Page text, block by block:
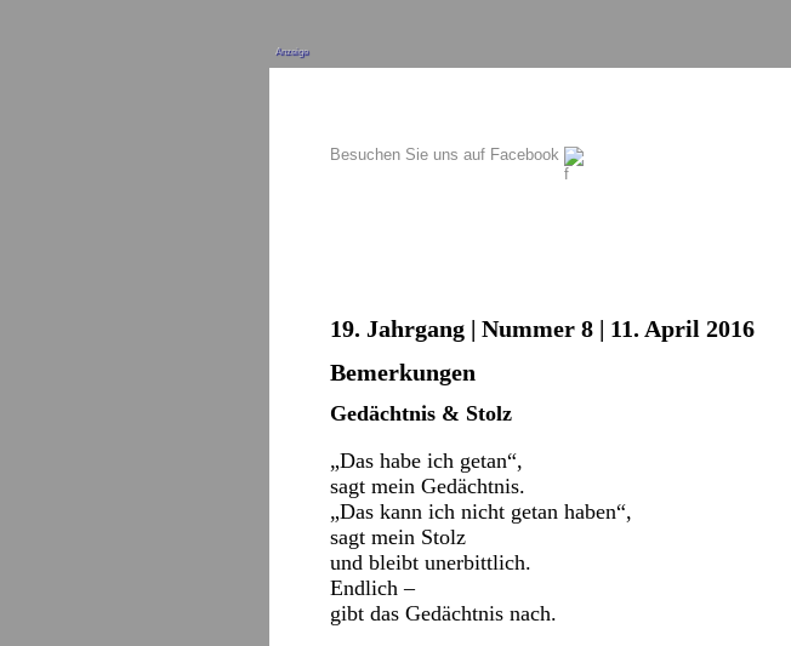
Anzeige
Besuchen Sie uns auf Facebook
19. Jahrgang | Nummer 8 | 11. April 2016
Bemerkungen
Gedächtnis & Stolz
„Das habe ich getan“,
sagt mein Gedächtnis.
„Das kann ich nicht getan haben“,
sagt mein Stolz
und bleibt unerbittlich.
Endlich –
gibt das Gedächtnis nach.